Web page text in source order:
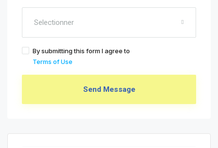
Selectionner
By submitting this form I agree to
Terms of Use
Send Message